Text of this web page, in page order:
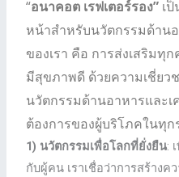
“อนาคอต เรฟเตอร์รอง” เ
หน้าสําหรับนวัตกรรมด้าน
ของเรา คือ การส่งเสริมทุ
มีสุขภาพดี ด้วยความเชี่ยว
นวัตกรรมด้านอาหารและ
ต้องการของผู้บริโภคในทุก
1) นวัตกรรมเพื่อโลกที่ยั่งยืน:
กับผู้คน เราเชื่อว่าการสร้าง